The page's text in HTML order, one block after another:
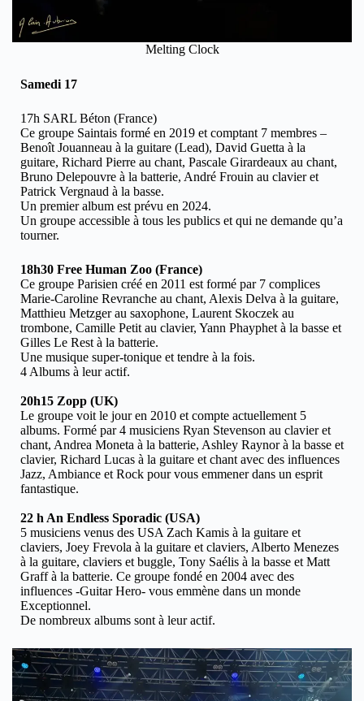
Melting Clock
Samedi 17
17h SARL Béton (France)
Ce groupe Saintais formé en 2019 et comptant 7 membres –
Benoît Jouanneau à la guitare (Lead), David Guetta à la
guitare, Richard Pierre au chant, Pascale Girardeaux au chant,
Bruno Delepouvre à la batterie, André Frouin au clavier et
Patrick Vergnaud à la basse.
Un premier album est prévu en 2024.
Un groupe accessible à tous les publics et qui ne demande qu’a
tourner.
18h30 Free Human Zoo (France)
Ce groupe Parisien créé en 2011 est formé par 7 complices
Marie-Caroline Revranche au chant, Alexis Delva à la guitare,
Matthieu Metzger au saxophone, Laurent Skoczek au
trombone, Camille Petit au clavier, Yann Phayphet à la basse et
Gilles Le Rest à la batterie.
Une musique super-tonique et tendre à la fois.
4 Albums à leur actif.
20h15 Zopp (UK)
Le groupe voit le jour en 2010 et compte actuellement 5
albums. Formé par 4 musiciens Ryan Stevenson au clavier et
chant, Andrea Moneta à la batterie, Ashley Raynor à la basse et
clavier, Richard Lucas à la guitare et chant avec des influences
Jazz, Ambiance et Rock pour vous emmener dans un esprit
fantastique.
22 h An Endless Sporadic (USA)
5 musiciens venus des USA Zach Kamis à la guitare et
claviers, Joey Frevola à la guitare et claviers, Alberto Menezes
à la guitare, claviers et buggle, Tony Saélis à la basse et Matt
Graff à la batterie. Ce groupe fondé en 2004 avec des
influences -Guitar Hero- vous emmène dans un monde
Exceptionnel.
De nombreux albums sont à leur actif.